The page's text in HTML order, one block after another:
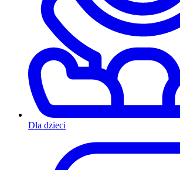
Dla dzieci